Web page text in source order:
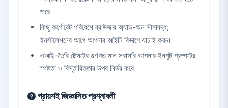
পারে
কিছু কর্পোরেট পরিবেশে ব্রাউজার অ্যাড-অন সীমাবদ্ধ;
ইনস্টলেশনের আগে আপনার আইটি বিভাগে যাচাই করুন
এআই-তৈরি টেক্সটের গুণগত মান সরাসরি আপনার ইনপুট প্রম্পটের
স্পষ্টতা ও বিস্তারিততার উপর নির্ভর করে
প্রায়শই জিজ্ঞাসিত প্রশ্নাবলী